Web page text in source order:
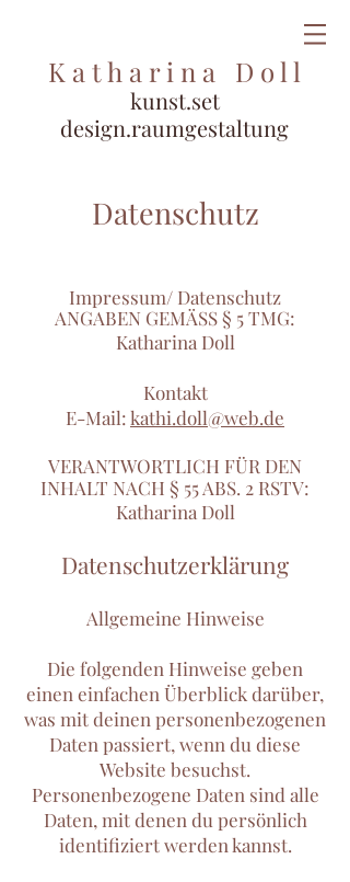
K a t h a r i n a D o l l
kunst.set
design.raumgestaltung
Datenschutz
Impressum/ Datenschutz
ANGABEN GEMÄSS § 5 TMG:
Katharina Doll
Kontakt
E-Mail:kathi.doll@web.de
VERANTWORTLICH FÜR DEN
INHALT NACH § 55 ABS. 2 RSTV:
Katharina Doll
Datenschutzerklärung
Allgemeine Hinweise
Die folgenden Hinweise geben
einen einfachen Überblick darüber,
was mit deinen personenbezogenen
Daten passiert, wenn du diese
Website besuchst.
Personenbezogene Daten sind alle
Daten, mit denen du persönlich
identifiziert werden kannst.